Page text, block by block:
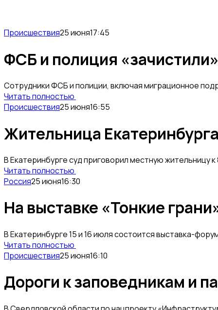
Происшествия25 июня17:45
ФСБ и полиция
Сотрудники ФСБ и полиции, включая миграционное
Читать полностью
Происшествия25 июня16:55
Жительница
В Екатеринбурге суд приговорил местную жительницу
Читать полностью
Россия25 июня16:30
На выставке «Тонкие
В Екатеринбурге 15 и 16 июля состоится выставка-
Читать полностью
Происшествия25 июня16:10
Дороги к заповедникам и